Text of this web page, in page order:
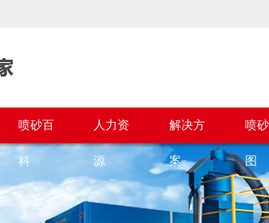
喷砂百
科
人力资
源
解决方
案
喷
图